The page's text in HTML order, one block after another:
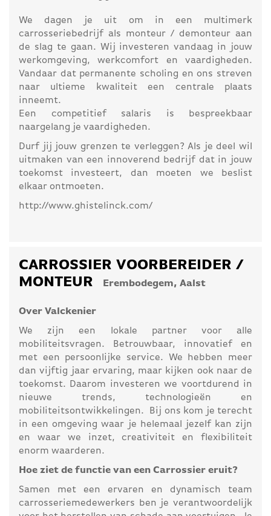
We dagen je uit om in een multimerk
carrosseriebedrijf als monteur / demonteur aan
de slag te gaan. Wij investeren vandaag in jouw
werkomgeving, werkcomfort en vaardigheden.
Vandaar dat permanente scholing en ons streven
naar ultieme kwaliteit een centrale plaats
inneemt.
Een competitief salaris is bespreekbaar
naargelang je vaardigheden.
Durf jij jouw grenzen te verleggen? Als je deel wil
uitmaken van een innoverend bedrijf dat in jouw
toekomst investeert, dan moeten we beslist
elkaar ontmoeten.
http://www.ghistelinck.com/
CARROSSIER VOORBEREIDER /
MONTEUR
Erembodegem, Aalst
Over Valckenier
We zijn een lokale partner voor alle
mobiliteitsvragen. Betrouwbaar, innovatief en
met een persoonlijke service. We hebben meer
dan vijftig jaar ervaring, maar kijken ook naar de
toekomst. Daarom investeren we voortdurend in
nieuwe trends, technologieën en
mobiliteitsontwikkelingen. Bij ons kom je terecht
in een omgeving waar je helemaal jezelf kan zijn
en waar we inzet, creativiteit en flexibiliteit
enorm waarderen.
Hoe ziet de functie van een Carrossier eruit?
Samen met een ervaren en dynamisch team
carrosseriemedewerkers ben je verantwoordelijk